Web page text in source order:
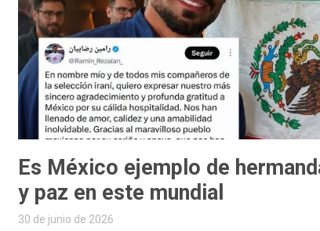
Es México ejemplo de
y paz en este mundial
30 de junio de 2026